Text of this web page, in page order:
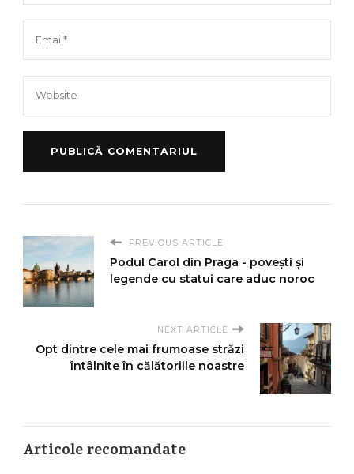
PREVIOUS ARTICLE
Podul Carol din Praga - povești și
legende cu statui care aduc noroc
NEXT ARTICLE
Opt dintre cele mai frumoase străzi
întâlnite în călătoriile noastre
Articole recomandate